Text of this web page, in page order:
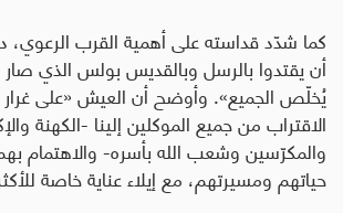
كما شدّد قداسته على أهمية القرب الرعوي،
أن يقتدوا بالرسل وبالقديس بولس الذي
يُخلّص الجميع». وأوضح أن العيش «على
الاقتراب من جميع الموكلين إلينا -الكهنة
والمكرّسين وشعب الله بأسره- والاهتمام
حياتهم ومسيرتهم، مع إيلاء عناية خاصة